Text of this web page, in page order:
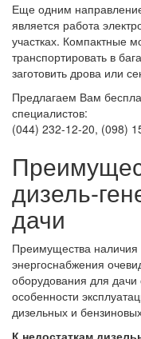
Еще одним
является работа
участках. Компактные
транспортировать в
заготовить дрова или
Предлагаем Вам
специалистов:
(044) 232-12-20, (098)
дизель-
дачи
Преимущества наличия
энергоснабжения
оборудования для дачи
особенности
дизельных и
К недостаткам